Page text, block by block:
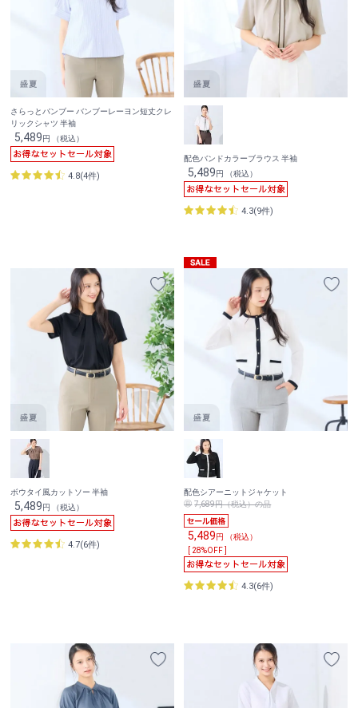
さらっとバンブー バンブーレーヨン短丈クレ
リックシャツ 半袖
5,489円 （税込）
4.8(4件)
配色バンドカラーブラウス 半袖
5,489円 （税込）
4.3(9件)
ボウタイ風カットソー 半袖
5,489円 （税込）
4.7(6件)
配色シアーニットジャケット
7,689円（税込）の品
5,489円 （税込）
[ 28%OFF ]
4.3(6件)